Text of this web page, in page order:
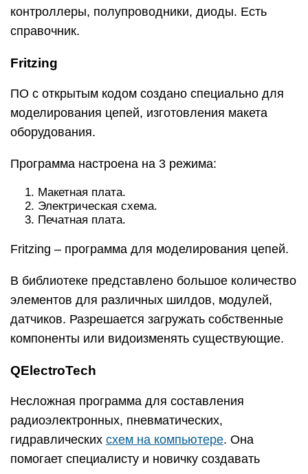
контроллеры, полупроводники, диоды. Есть
справочник.
Fritzing
ПО с открытым кодом создано специально для
моделирования цепей, изготовления макета
оборудования.
Программа настроена на 3 режима:
Макетная плата.
Электрическая схема.
Печатная плата.
Fritzing – программа для моделирования цепей.
В библиотеке представлено большое количество
элементов для различных шилдов, модулей,
датчиков. Разрешается загружать собственные
компоненты или видоизменять существующие.
QElectroTech
Несложная программа для составления
радиоэлектронных, пневматических,
гидравлических схем на компьютере. Она
помогает специалисту и новичку создавать